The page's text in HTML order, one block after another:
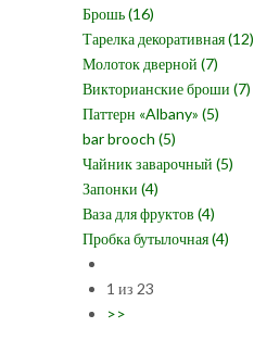
Брошь (16)
Тарелка декоративная (12)
Молоток дверной (7)
Викторианские броши (7)
Паттерн «Albany» (5)
bar brooch (5)
Чайник заварочный (5)
Запонки (4)
Ваза для фруктов (4)
Пробка бутылочная (4)
1 из 23
>>